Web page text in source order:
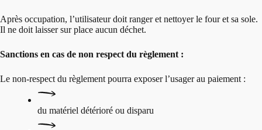
Après occupation, l’utilisateur doit ranger et nettoyer le four et sa sole.
Il ne doit laisser sur place aucun déchet.
Sanctions en cas de non respect du règlement :
Le non-respect du règlement pourra exposer l’usager au paiement :
du matériel détérioré ou disparu